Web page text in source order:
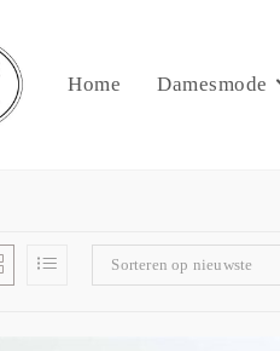
Home Damesmode
Sorteren op nieuwste